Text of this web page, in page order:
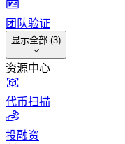
团队验证
显示全部 (3)
资源中心
代币扫描
投融资